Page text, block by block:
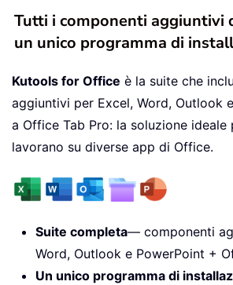
Tutti i componenti aggiuntivi
un unico programma di
Kutools for Office è la suite che
aggiuntivi per Excel, Word, Outlook
a Office Tab Pro: la soluzione ideale
lavorano su diverse app di Office.
Suite completa— componenti
Word, Outlook e PowerPoint +
Un unico programma di